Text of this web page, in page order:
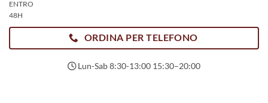
ORDINA PER TELEFONO
Lun-Sab 8:30-13:00 15:30–20:00